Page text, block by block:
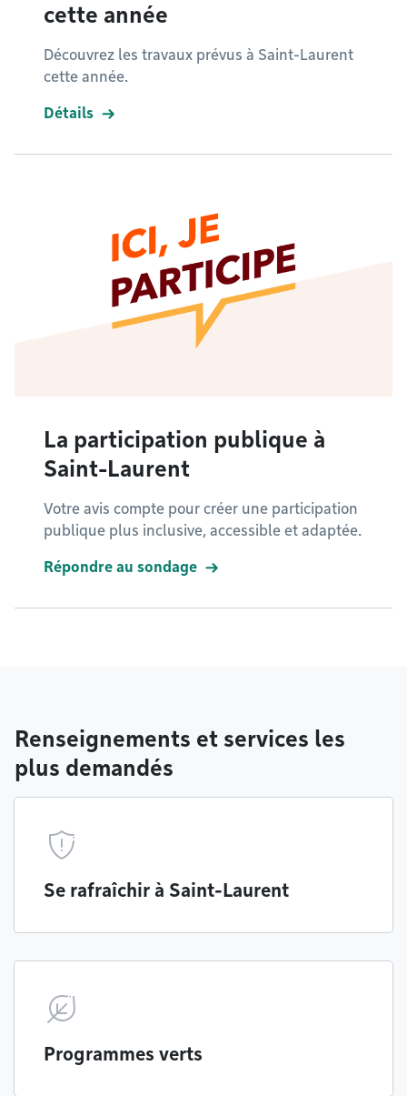
cette année
Découvrez les travaux prévus à Saint-Laurent
cette année.
Détails
La participation publique à
Saint-Laurent
Votre avis compte pour créer une participation
publique plus inclusive, accessible et adaptée.
Répondre au sondage
Renseignements et services les
plus demandés
Se rafraîchir à Saint-Laurent
Programmes verts